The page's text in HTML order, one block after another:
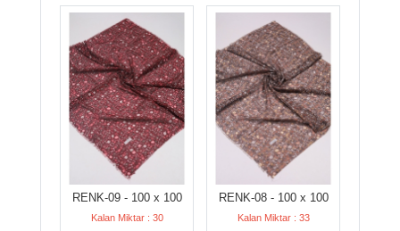
RENK-09 - 100 x 100
Kalan Miktar : 30
RENK-08 - 100 x 100
Kalan Miktar : 33